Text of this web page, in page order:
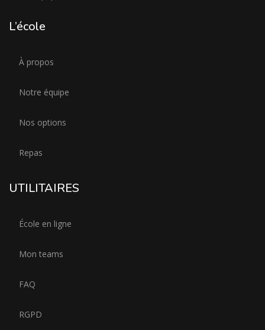
L’école
À propos
Notre équipe
Nos options
Repas
UTILITAIRES
École en ligne
Mon teams
FAQ
RGPD